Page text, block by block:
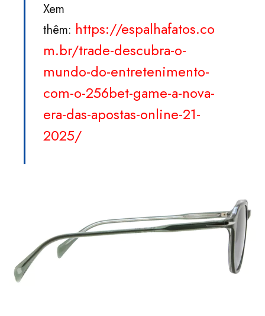
Xem
thêm: https://espalhafatos.co
m.br/trade-descubra-o-
mundo-do-entretenimento-
com-o-256bet-game-a-nova-
era-das-apostas-online-21-
2025/